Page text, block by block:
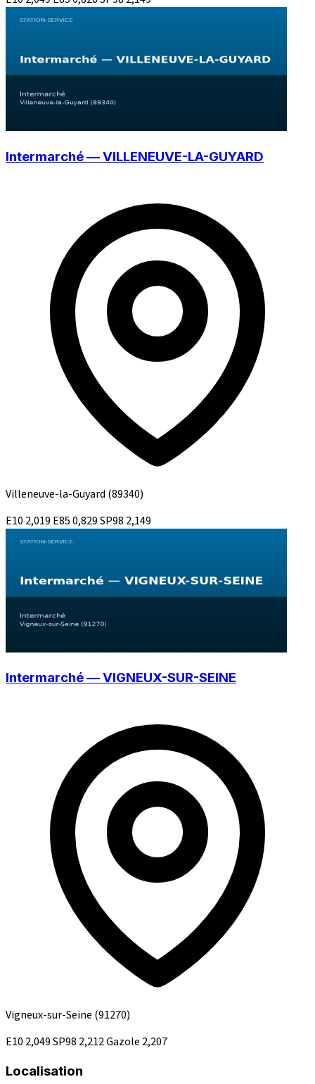
Intermarché — VILLENEUVE-LA-GUYARD
Villeneuve-la-Guyard (89340)
E10 2,019 E850,829SP98 2,149
Intermarché — VIGNEUX-SUR-SEINE
Vigneux-sur-Seine (91270)
E10 2,049SP98 2,212Gazole 2,207
Localisation